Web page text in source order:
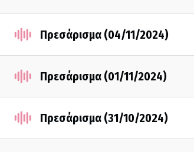
Πρεσάρισμα (04/11/2024)
Πρεσάρισμα (01/11/2024)
Πρεσάρισμα (31/10/2024)